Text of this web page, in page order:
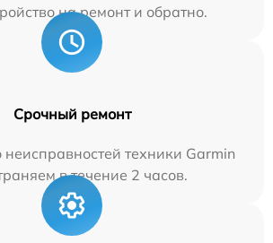
на ремонт и обратно.
Срочный ремонт
техники Garmin
в течение 2 часов.